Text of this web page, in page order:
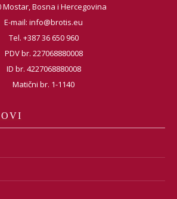
Mostar, Bosna i Hercegovina
E-mail: info@brotis.eu
Tel. +387 36 650 960
PDV br. 227068880008
ID br. 4227068880008
Matični br. 1-1140